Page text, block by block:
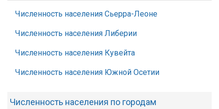
Численность населения Сьерра-Леоне
Численность населения Либерии
Численность населения Кувейта
Численность населения Южной Осетии
Численность населения по городам